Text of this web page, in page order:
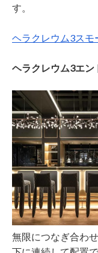
す。
ヘラクレウム3スモ
ヘラクレウム3エン
無限につなぎ合わ